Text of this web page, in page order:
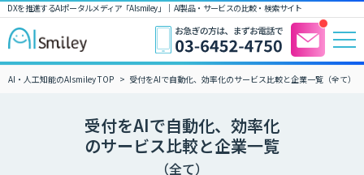
DXを推進するAIポータルメディア「AIsmiley」｜ AI製品・サービスの比較・検索サイト
AI・人工知能のAIsmiley TOP 受付をAIで自動化、効率化のサービス比較と企業一覧（全て）
受付をAIで自動化、効率化
のサービス比較と企業一覧
（全て）